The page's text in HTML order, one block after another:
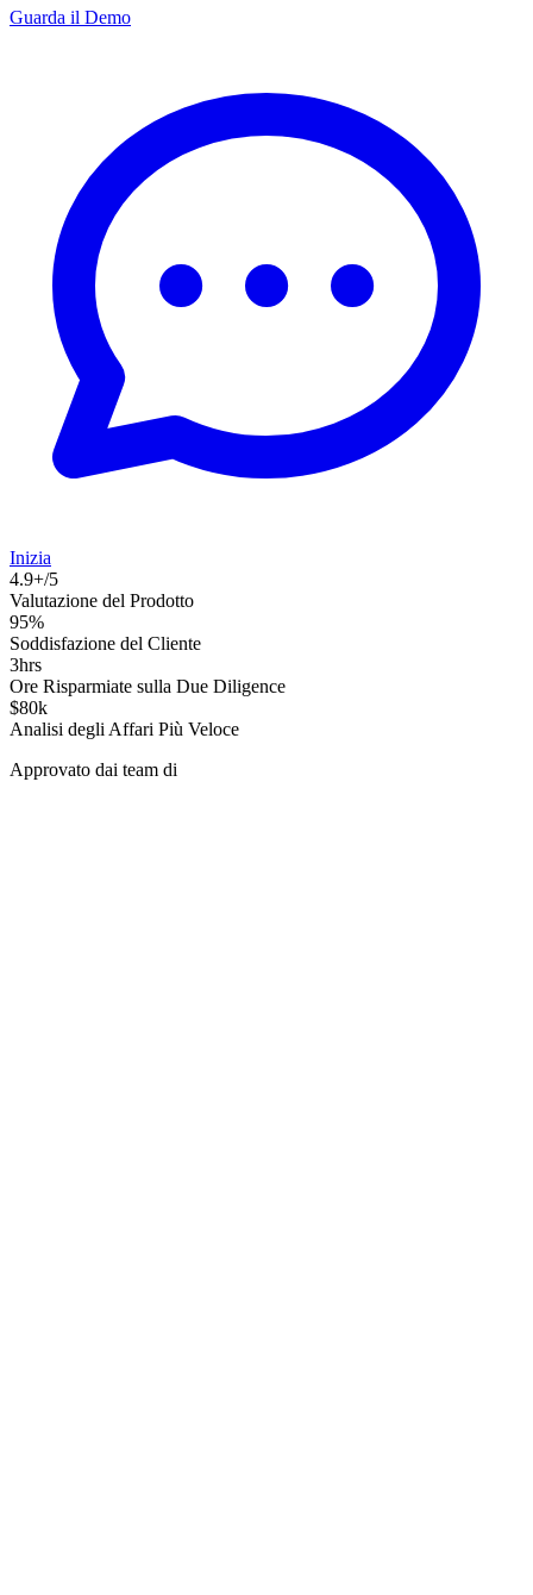
Guarda il Demo
Inizia
4.9+/5
Valutazione del Prodotto
95%
Soddisfazione del Cliente
3hrs
Ore Risparmiate sulla Due Diligence
$80k
Analisi degli Affari Più Veloce
Approvato dai team di